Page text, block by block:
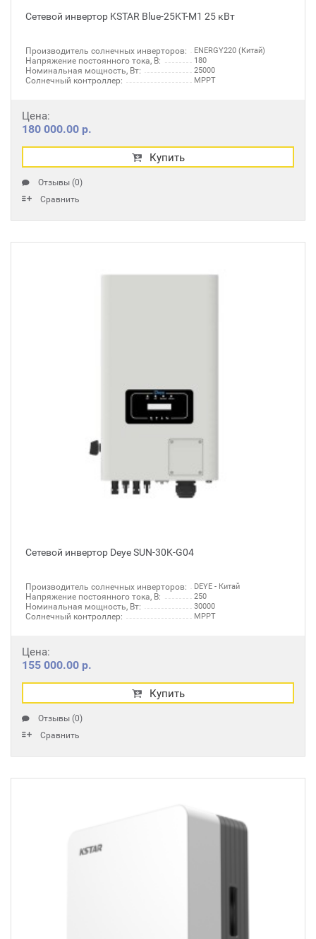
Сетевой инвертор KSTAR Blue-25KT-M1 25 кВт
Производитель солнечных инверторов: ENERGY220 (Китай)
Напряжение постоянного тока, В: 180
Номинальная мощность, Вт: 25000
Солнечный контроллер: MPPT
Цена:
180 000.00 р.
Купить
Отзывы (0)
Сравнить
Сетевой инвертор Deye SUN-30K-G04
Производитель солнечных инверторов: DEYE - Китай
Напряжение постоянного тока, В: 250
Номинальная мощность, Вт: 30000
Солнечный контроллер: MPPT
Цена:
155 000.00 р.
Купить
Отзывы (0)
Сравнить